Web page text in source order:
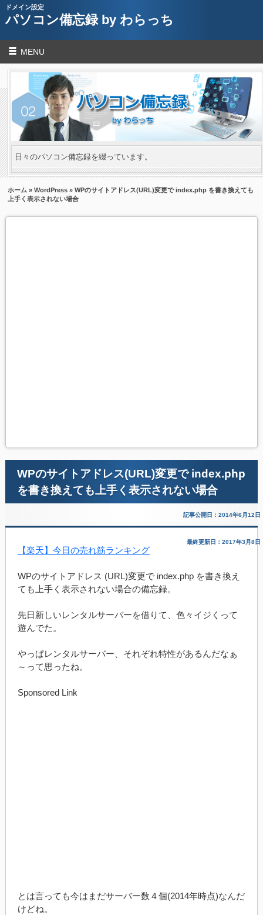
ドメイン設定
パソコン備忘録 by わらっち
MENU
日々のパソコン備忘録を綴っています。
ホーム »WordPress » WPのサイトアドレス(URL)変更で index.php を書き換えても
上手く表示されない場合
WPのサイトアドレス(URL)変更で index.php
を書き換えても上手く表示されない場合
記事公開日：2014年6月12日
最終更新日：2017年3月8日
【楽天】今日の売れ筋ランキング
WPのサイトアドレス (URL)変更で index.php を書き換え
ても上手く表示されない場合の備忘録。
先日新しいレンタルサーバーを借りて、色々イジくって
遊んでた。
やっぱレンタルサーバー、それぞれ特性があるんだなぁ
～って思ったね。
Sponsored Link
とは言っても今はまだサーバー数４個(2014年時点)なんだ
けどね。